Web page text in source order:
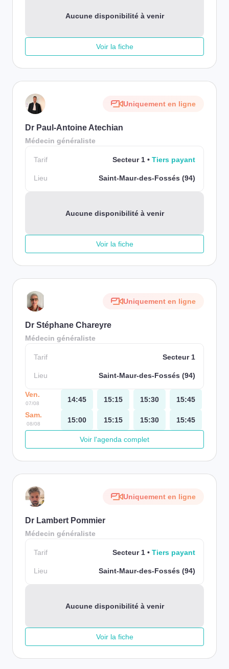
Aucune disponibilité à venir
Voir la fiche
Uniquement en ligne
Dr Paul-Antoine Atechian
Médecin généraliste
Tarif Secteur 1 Tiers payant
Lieu Saint-Maur-des-Fossés (94)
Aucune disponibilité à venir
Voir la fiche
Uniquement en ligne
Dr Stéphane Chareyre
Médecin généraliste
Tarif Secteur 1
Lieu Saint-Maur-des-Fossés (94)
Ven.
07/08 14:45 15:15 15:30
15:45
Sam.
08/08 15:00 15:15 15:30 15:45
Voir l'agenda complet
Uniquement en ligne
Dr Lambert Pommier
Médecin généraliste
Tarif Secteur 1 Tiers payant
Lieu Saint-Maur-des-Fossés (94)
Aucune disponibilité à venir
Voir la fiche